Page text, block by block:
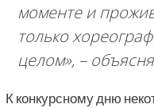
моменте и
только
целом»,–
К конкурсному дню